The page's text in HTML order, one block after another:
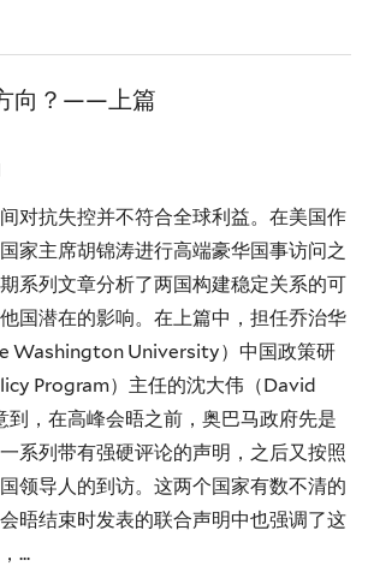
向？——上篇
对抗失控并不符合全球利益。在美国作
家主席胡锦涛进行高端豪华国事访问之
系列文章分析了两国构建稳定关系的可
国潜在的影响。在上篇中，担任乔治华
Washington University）中国政策研
Program）主任的沈大伟（David
到，在高峰会晤之前，奥巴马政府先是
系列带有强硬评论的声明，之后又按照
领导人的到访。这两个国家有数不清的
晤结束时发表的联合声明中也强调了这
...